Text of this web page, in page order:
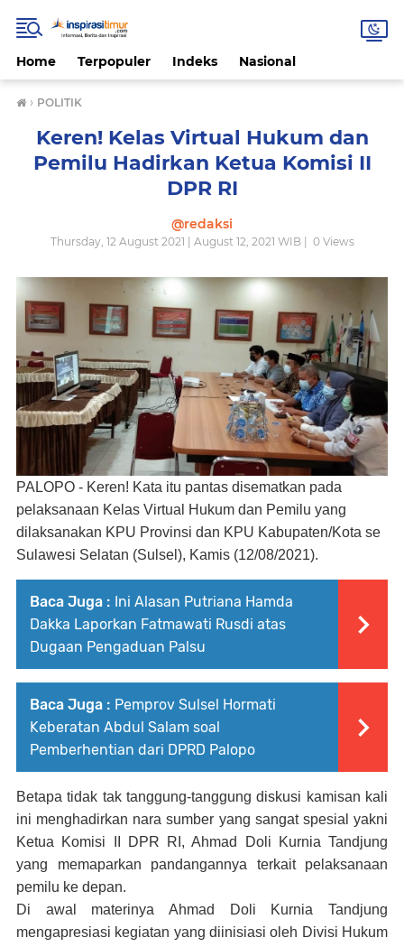
Home Terpopuler Indeks Nasional
› POLITIK
Keren! Kelas Virtual Hukum dan
Pemilu Hadirkan Ketua Komisi II
DPR RI
@redaksi
Thursday, 12 August 2021 | August 12, 2021 WIB | 0Views
PALOPO - Keren! Kata itu pantas disematkan pada
pelaksanaan Kelas Virtual Hukum dan Pemilu yang
dilaksanakan KPU Provinsi dan KPU Kabupaten/Kota se
Sulawesi Selatan (Sulsel), Kamis (12/08/2021).
Baca Juga : Ini Alasan Putriana Hamda
Dakka Laporkan Fatmawati Rusdi atas
Dugaan Pengaduan Palsu
Baca Juga : Pemprov Sulsel Hormati
Keberatan Abdul Salam soal
Pemberhentian dari DPRD Palopo
Betapa tidak tak tanggung-tanggung diskusi kamisan kali
ini menghadirkan nara sumber yang sangat spesial yakni
Ketua Komisi II DPR RI, Ahmad Doli Kurnia Tandjung
yang memaparkan pandangannya terkait pelaksanaan
pemilu ke depan.
Di awal materinya Ahmad Doli Kurnia Tandjung
mengapresiasi kegiatan yang diinisiasi oleh Divisi Hukum